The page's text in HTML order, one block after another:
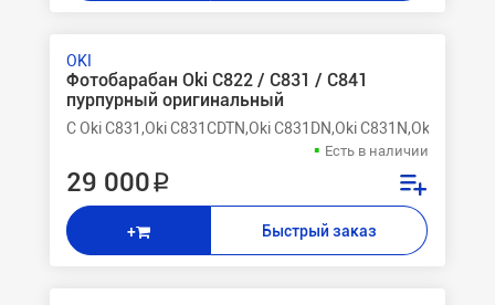
OKI
Фотобарабан Oki C822 / C831 / C841
пурпурный оригинальный
C Oki C831,Oki C831CDTN,Oki C831DN,Oki C831N,Oki
Есть в наличии
29 000 ₽
+ Быстрый заказ